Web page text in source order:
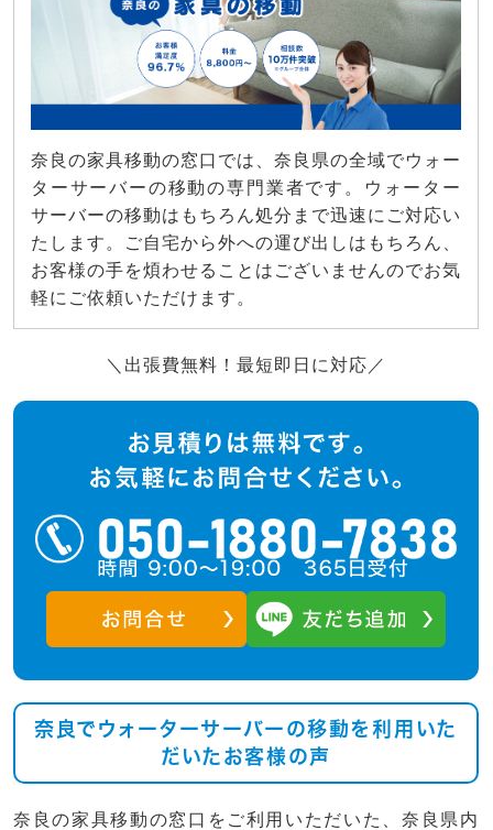
奈良の家具移動の窓口では、奈良県の全域でウォー
ターサーバーの移動の専門業者です。ウォーター
サーバーの移動はもちろん処分まで迅速にご対応い
たします。ご自宅から外への運び出しはもちろん、
お客様の手を煩わせることはございませんのでお気
軽にご依頼いただけます。
＼出張費無料！最短即日に対応／
奈良でウォーターサーバーの移動を利用いた
だいたお客様の声
奈良の家具移動の窓口をご利用いただいた、奈良県内